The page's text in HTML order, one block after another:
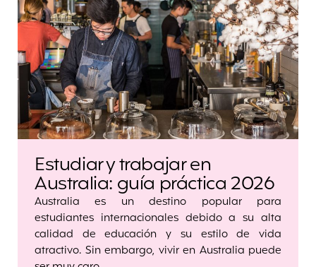
Estudiar y trabajar en
Australia: guía práctica 2026
Australia es un destino popular para
estudiantes internacionales debido a su alta
calidad de educación y su estilo de vida
atractivo. Sin embargo, vivir en Australia puede